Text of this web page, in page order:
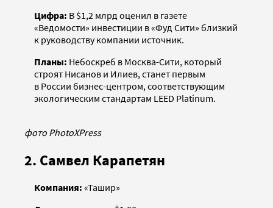
Цифра: В $1,2 млрд оценил в газете
«Ведомости» инвестиции в «Фуд Сити» близкий
к руководству компании источник.
Планы: Небоскреб в Москва-Сити, который
строят Нисанов и Илиев, станет первым
в России бизнес-центром, соответствующим
экологическим стандартам LEED Platinum.
фото PhotoXPress
2. Самвел Карапетян
Компания: «Ташир»